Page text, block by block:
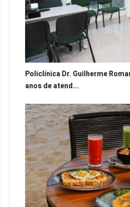
Policlínica Dr. Guilherme
anos de atend...